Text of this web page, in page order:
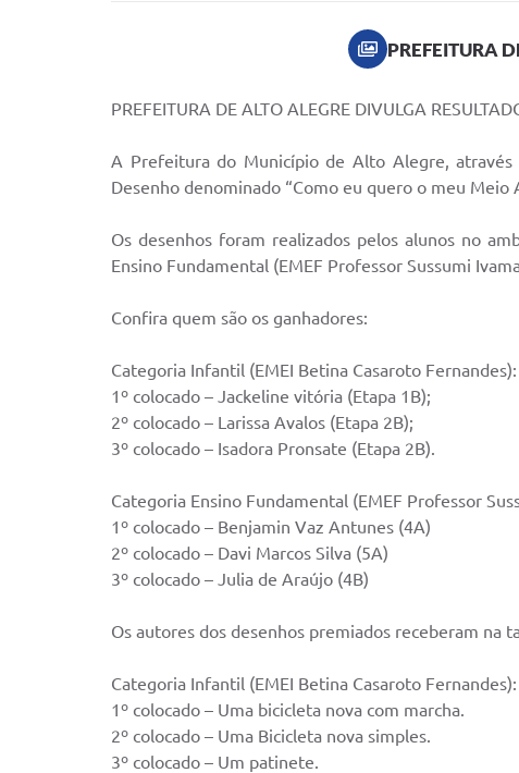
PREFEITURA
PREFEITURA DE ALTO ALEGRE DIVULGA
A Prefeitura do Município de Alto Alegre,
Desenho denominado “Como eu quero o meu Meio
Os desenhos foram realizados pelos alunos no
Ensino Fundamental (EMEF Professor Sussumi
Confira quem são os ganhadores:
Categoria Infantil (EMEI Betina Casaroto Fernandes):
1º colocado – Jackeline vitória (Etapa 1B);
2º colocado – Larissa Avalos (Etapa 2B);
3º colocado – Isadora Pronsate (Etapa 2B).
Categoria Ensino Fundamental (EMEF Professor
1º colocado – Benjamin Vaz Antunes (4A)
2º colocado – Davi Marcos Silva (5A)
3º colocado – Julia de Araújo (4B)
Os autores dos desenhos premiados receberam na
Categoria Infantil (EMEI Betina Casaroto Fernandes):
1º colocado – Uma bicicleta nova com marcha.
2º colocado – Uma Bicicleta nova simples.
3º colocado – Um patinete.